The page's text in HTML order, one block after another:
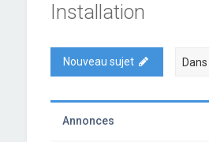
Installation
Nouveau sujet
Annonces